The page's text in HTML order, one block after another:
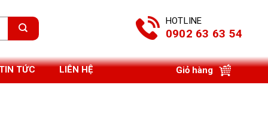
HOTLINE
0902 63 63 54
TỨC LIÊN HỆ Giỏ hàng